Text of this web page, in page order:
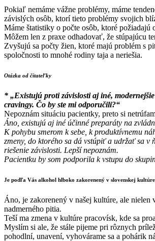
Pokiaľ nemáme vážne problémy, máme
závislých osôb, ktorí tieto problémy svojich
Máme štatistiky o počte osôb, ktoré
Môžem len z praxe odhadovať, že stúpajúcu
Zvyšujú sa počty žien, ktoré majú problém s
spoločnosti to mnohé rodiny taja a neriešia.
Otázka od čitateľky
* „Existujú proti závislosti aj iné,
cravingy. Čo by ste mi odporučili?“
Nepoznám situáciu pacientky, preto si
Áno, existujú aj iné účinné preparáty na
K pohybu smerom k sebe, k produktívnemu
zmeny, do ktorého sa dá vstúpiť a udržať sa
riešenie závislosti. Lepší nepoznám.
Pacientku by som podporila k vstupu do
Je podľa Vás alkohol hlboko zakorenený v slovenskej
Áno, je zakorenený v našej kultúre, ale
nadmerného pitia.
Teší ma zmena v kultúre pracovísk, kde sa
Myslím si ale, že stále pijeme pri rôznych
pohodlní, unavení, vyhovárame sa a pohárik